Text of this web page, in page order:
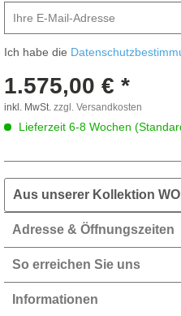
Ich habe die
1.575,00 € *
inkl. MwSt. zzgl. Versandkosten
Lieferzeit 6-8 Wochen
Aus unserer Kollektion
Adresse & Öffnungszeiten
So erreichen Sie uns
Informationen